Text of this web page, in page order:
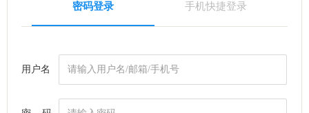
密码登录 手机快捷登录
用户名